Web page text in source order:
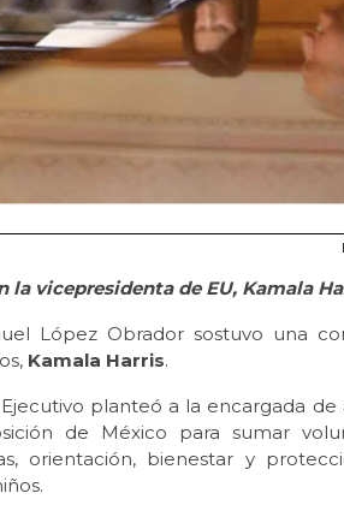
vicepresidenta de EU, Kamala
López Obrador sostuvo una
Kamala Harris.
planteó a la encargada
de México para sumar
orientación, bienestar y